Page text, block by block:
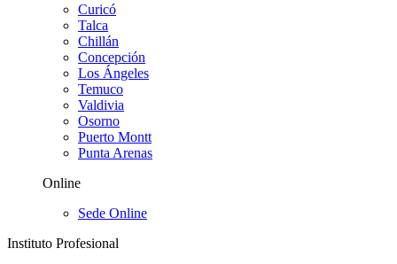
Curicó
Talca
Chillán
Concepción
Los Ángeles
Temuco
Valdivia
Osorno
Puerto Montt
Punta Arenas
Online
Sede Online
Instituto Profesional